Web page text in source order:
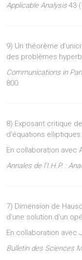
Applicable Analysis 43
9) Un théorème
des problèmes
Communications in
800.
8) Exposant critique
d’équations elliptiques.
En collaboration avec
Annales de l’I.H.P. :
7) Dimension de
d’une solution d’un
En collaboration avec
Bulletin des Sciences